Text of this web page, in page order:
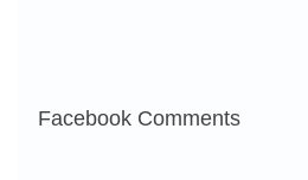
Facebook Comments